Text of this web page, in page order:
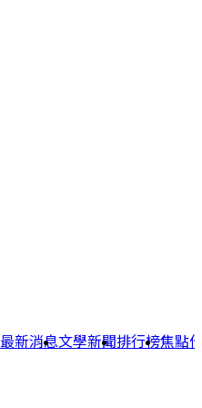
最新消息文學新聞排行榜焦點